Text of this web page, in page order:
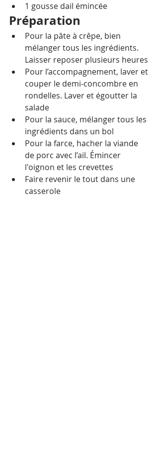
1 gousse dail émincée
Préparation
Pour la pâte à crêpe, bien
mélanger tous les ingrédients.
Laisser reposer plusieurs heures
Pour l’accompagnement, laver et
couper le demi-concombre en
rondelles. Laver et égoutter la
salade
Pour la sauce, mélanger tous les
ingrédients dans un bol
Pour la farce, hacher la viande
de porc avec l’ail. Émincer
l'oignon et les crevettes
Faire revenir le tout dans une
casserole